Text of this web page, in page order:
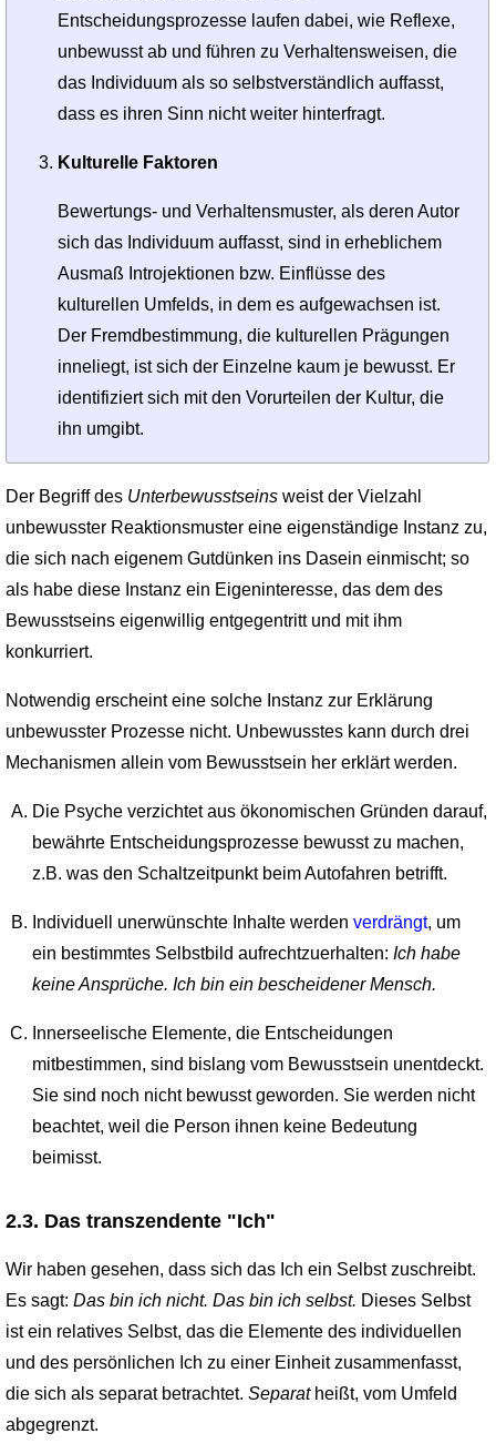
Entscheidungsprozesse laufen dabei, wie Reflexe,
unbewusst ab und führen zu Verhaltensweisen, die
das Individuum als so selbstverständlich auffasst,
dass es ihren Sinn nicht weiter hinterfragt.
Kulturelle Faktoren
Bewertungs- und Verhaltensmuster, als deren Autor
sich das Individuum auffasst, sind in erheblichem
Ausmaß Introjektionen bzw. Einflüsse des
kulturellen Umfelds, in dem es aufgewachsen ist.
Der Fremdbestimmung, die kulturellen Prägungen
inneliegt, ist sich der Einzelne kaum je bewusst. Er
identifiziert sich mit den Vorurteilen der Kultur, die
ihn umgibt.
Der Begriff des Unterbewusstseinsweist der Vielzahl
unbewusster Reaktionsmuster eine eigenständige Instanz zu,
die sich nach eigenem Gutdünken ins Dasein einmischt; so
als habe diese Instanz ein Eigeninteresse, das dem des
Bewusstseins eigenwillig entgegentritt und mit ihm
konkurriert.
Notwendig erscheint eine solche Instanz zur Erklärung
unbewusster Prozesse nicht. Unbewusstes kann durch drei
Mechanismen allein vom Bewusstsein her erklärt werden.
Die Psyche verzichtet aus ökonomischen Gründen darauf,
bewährte Entscheidungsprozesse bewusst zu machen,
z.B. was den Schaltzeitpunkt beim Autofahren betrifft.
Individuell unerwünschte Inhalte werden verdrängt, um
ein bestimmtes Selbstbild aufrechtzuerhalten: Ich habe
keine Ansprüche. Ich bin ein bescheidener Mensch.
Innerseelische Elemente, die Entscheidungen
mitbestimmen, sind bislang vom Bewusstsein unentdeckt.
Sie sind noch nicht bewusst geworden. Sie werden nicht
beachtet, weil die Person ihnen keine Bedeutung
beimisst.
2.3. Das transzendente "Ich"
Wir haben gesehen, dass sich das Ich ein Selbst zuschreibt.
Es sagt: Das bin ich nicht. Das bin ich selbst. Dieses Selbst
ist ein relatives Selbst, das die Elemente des individuellen
und des persönlichen Ich zu einer Einheit zusammenfasst,
die sich als separat betrachtet. Separatheißt, vom Umfeld
abgegrenzt.